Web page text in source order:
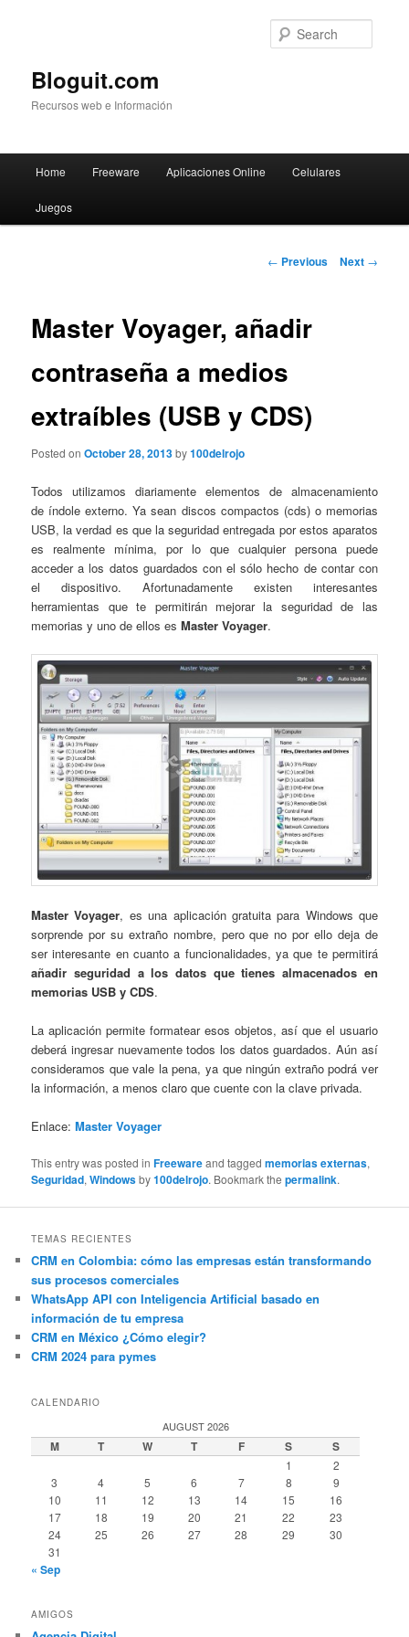
Bloguit.com
Recursos web e Información
Skip
to
Home Freeware Aplicaciones Online Celulares
Juegos
Post
← Previous Next →
Master Voyager, añadir
contraseña a medios
extraíbles (USB y CDS)
Posted onOctober 28, 2013by100delrojo
Todos utilizamos diariamente elementos de almacenamiento
de índole externo. Ya sean discos compactos (cds) o memorias
USB, la verdad es que la seguridad entregada por estos aparatos
es realmente mínima, por lo que cualquier persona puede
acceder a los datos guardados con el sólo hecho de contar con
el dispositivo. Afortunadamente existen interesantes
herramientas que te permitirán mejorar la seguridad de las
memorias y uno de ellos esMaster Voyager.
Master Voyager, es una aplicación gratuita para Windows que
sorprende por su extraño nombre, pero que no por ello deja de
ser interesante en cuanto a funcionalidades, ya que te permitirá
añadir seguridad a los datos que tienes almacenados en
memorias USB y CDS.
La aplicación permite formatear esos objetos, así que el usuario
deberá ingresar nuevamente todos los datos guardados. Aún así
consideramos que vale la pena, ya que ningún extraño podrá ver
la información, a menos claro que cuente con la clave privada.
Enlace:Master Voyager
This entry was posted inFreewareand taggedmemorias externas,
Seguridad,Windowsby100delrojo. Bookmark thepermalink.
TEMAS RECIENTES
CRM en Colombia: cómo las empresas están transformando
sus procesos comerciales
WhatsApp API con Inteligencia Artificial basado en
información de tu empresa
CRM en México ¿Cómo elegir?
CRM 2024 para pymes
CALENDARIO
AUGUST 2026
M T W T F S S
1
2
3
4 5 6 7 8
9
10
11 12 13 14 15
16
17
18 19 20 21 22
23
24
25 26 27 28 29
30
31
« Sep
AMIGOS